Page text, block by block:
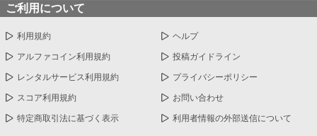
ご利用について
利用規約 ヘルプ
アルファコイン利用規約 投稿ガイドライン
レンタルサービス利用規約 プライバシーポリシー
スコア利用規約 お問い合わせ
特定商取引法に基づく表示 利用者情報の外部送信について